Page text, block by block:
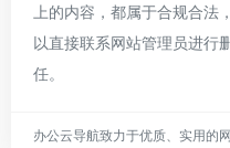
上的内容，都属于合规合法
以直接联系网站管理员进行
任。
办公云导航致力于优质、实用的